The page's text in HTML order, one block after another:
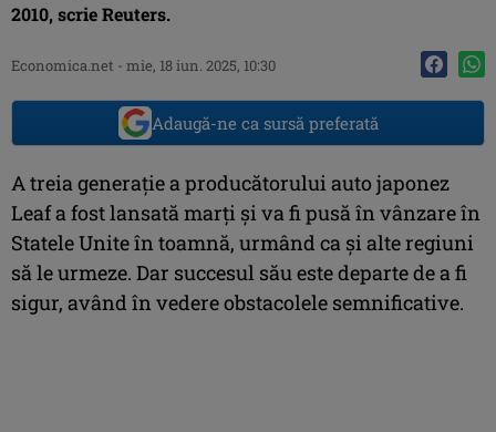
2010, scrie Reuters.
Economica.net - mie, 18 iun. 2025, 10:30
Adaugă-ne ca sursă preferată
A treia generație a producătorului auto japonez
Leaf a fost lansată marți și va fi pusă în vânzare în
Statele Unite în toamnă, urmând ca și alte regiuni
să le urmeze. Dar succesul său este departe de a fi
sigur, având în vedere obstacolele semnificative.